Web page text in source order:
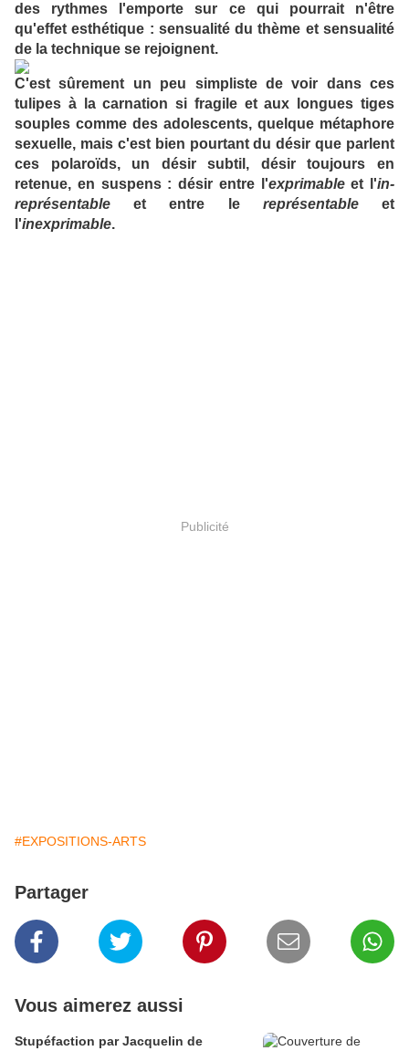
des rythmes l'emporte sur ce qui pourrait n'être
qu'effet esthétique : sensualité du thème et sensualité
de la technique se rejoignent.
C'est sûrement un peu simpliste de voir dans ces
tulipes à la carnation si fragile et aux longues tiges
souples comme des adolescents, quelque métaphore
sexuelle, mais c'est bien pourtant du désir que parlent
ces polaroïds, un désir subtil, désir toujours en
retenue, en suspens : désir entre l'exprimableet l'in-
représentable et entre le représentableet
l'inexprimable.
Publicité
#EXPOSITIONS-ARTS
Partager
Vous aimerez aussi
Stupéfaction par Jacquelin de